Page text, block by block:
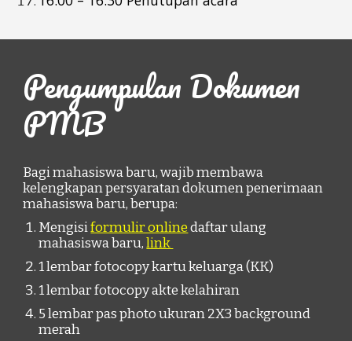
Pengumpulan Dokumen
PMB
Bagi mahasiswa baru, wajib membawa
kelengkapan persyaratan dokumen penerimaan
mahasiswa baru, berupa:
Mengisiformulir onlinedaftar ulang
mahasiswa baru,link
1 lembar fotocopy kartu keluarga (KK)
1 lembar fotocopy akte kelahiran
5 lembar pas photo ukuran 2X3 background
merah